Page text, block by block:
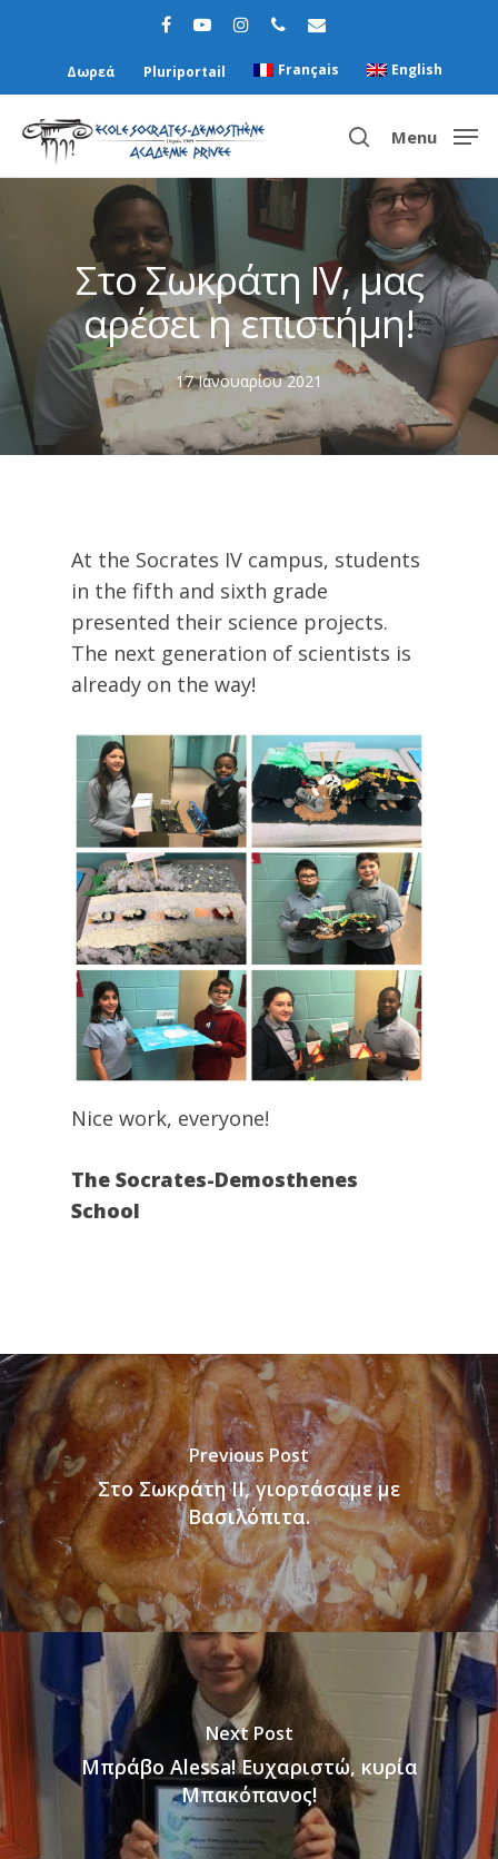
Δωρεά Pluriportail Français English
Hit enter to search or ESC to close
Menu
Στο Σωκράτη IV, μας
αρέσει η επιστήμη!
17 Ιανουαρίου 2021
At the Socrates IV campus, students
in the fifth and sixth grade
presented their science projects.
The next generation of scientists is
already on the way!
Nice work, everyone!
The Socrates-Demosthenes
School
Previous Post
Στο Σωκράτη II, γιορτάσαμε με
Βασιλόπιτα.
Next Post
Μπράβο Alessa! Ευχαριστώ, κυρία
Μπακόπανος!